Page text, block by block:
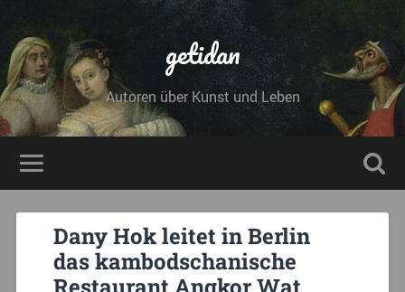
getidan
Autoren über Kunst und Leben
Dany Hok leitet in Berlin
das kambodschanische